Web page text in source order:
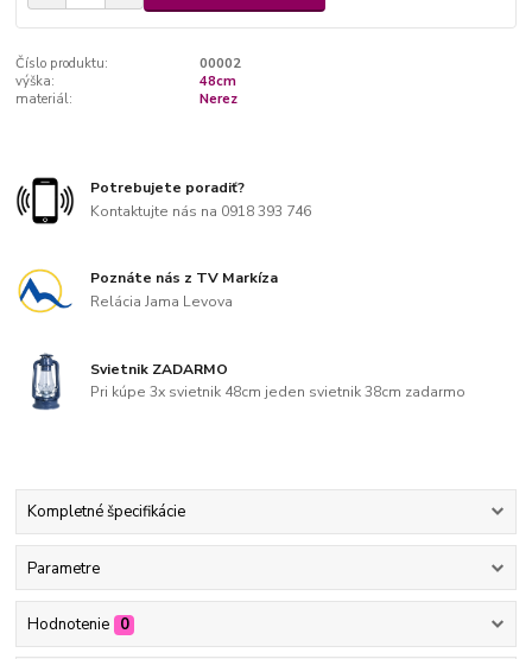
Číslo produktu:
00002
výška:
48cm
materiál:
Nerez
Potrebujete poradiť?
Kontaktujte nás na 0918 393 746
Poznáte nás z TV Markíza
Relácia Jama Levova
Svietnik ZADARMO
Pri kúpe 3x svietnik 48cm jeden svietnik 38cm zadarmo
Kompletné špecifikácie
Parametre
Hodnotenie 0